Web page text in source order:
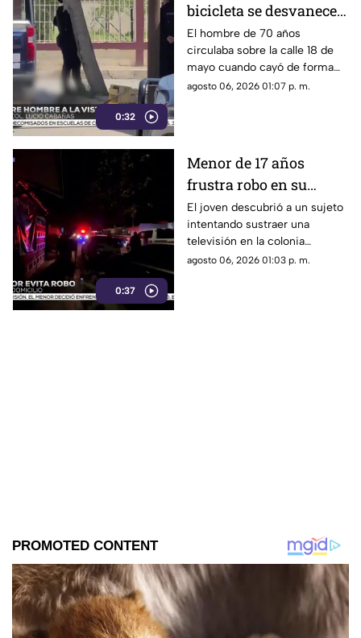
0:32
bicicleta se desvanece y
pierde la vida en la
colonia Lucio Cabañas
El hombre de 70 años
circulaba sobre la calle 18 de
mayo cuando cayó de forma
repentina; paramédicos
agosto 06, 2026 01:07 p. m.
0:37
Menor de 17 años
frustra robo en su
domicilio de
Cuauhtémoc; resulta
herido de la mano
El joven descubrió a un sujeto
intentando sustraer una
televisión en la colonia
Reforma; tras forcejear con el
agosto 06, 2026 01:03 p. m.